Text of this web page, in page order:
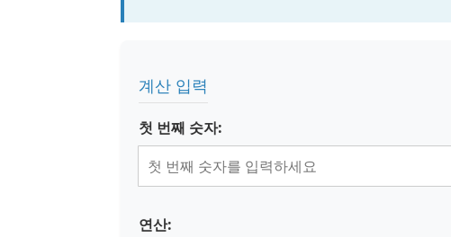
계산 입력
첫 번째 숫자:
연산: